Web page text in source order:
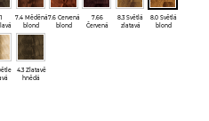
7.4 Měděná
blond
7.6 Červená
blond
7.66
Červená
8.3 Světlá
zlatavá
8.0 Světlá
blond
4.3 Zlatavě
hnědá